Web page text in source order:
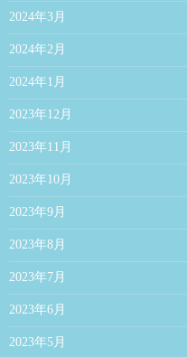
2024年3月
2024年2月
2024年1月
2023年12月
2023年11月
2023年10月
2023年9月
2023年8月
2023年7月
2023年6月
2023年5月